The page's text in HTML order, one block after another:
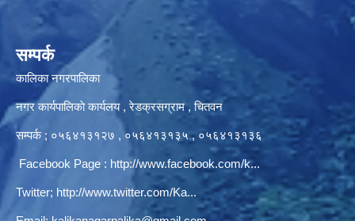
सम्पर्क
कालिका नगरपालिका
नगर कार्यपालिकाे कार्यलय‍ , रेडक्रसग्राम , चितवन
सम्पर्क ; ०५६४१३१२७ , ०५६४१३१३५ , ०५६४१३१३६
Facebook Page : http://www.facebook.com/k...
Twitter; http://www.twitter.com/Ka...